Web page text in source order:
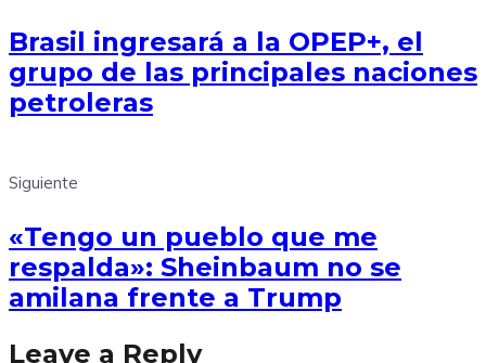
Brasil ingresará a la OPEP+, el
grupo de las principales naciones
petroleras
Siguiente
«Tengo un pueblo que me
respalda»: Sheinbaum no se
amilana frente a Trump
Leave a Reply